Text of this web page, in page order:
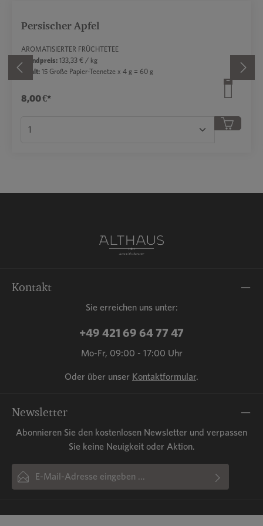
oder benutze die Schaltflächen, um die
Persischer Apfel
AROMATISIERTER FRÜCHTETEE
Grundpreis: 133,33 € / kg
Inhalt: 15 Große Papier-Teenetze x 4 g = 60 g
8,00 €*
Produkt Anzahl: Gib den gewünschten
Kontakt
Sie erreichen uns unter:
+49 421 69 64 77 47
Mo-Fr, 09:00 - 17:00 Uhr
Oder über unser Kontaktformular.
Newsletter
Abonnieren Sie den kostenlosen Newsletter und verpassen
Sie keine Neuigkeit oder Aktion.
E-Mail-Adresse*